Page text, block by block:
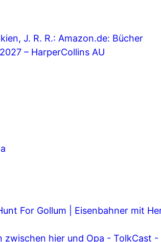
J. R. R.: Amazon.de: Bücher
– HarperCollins AU
For Gollum | Eisenbahner mit
zwischen hier und Opa - TolkCast